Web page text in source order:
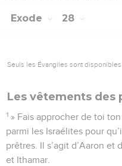
Exode 28
Seuls les Évangiles sont
Les vêtements des
1 » Fais approcher de toi
parmi les Israélites pour
prêtres. Il s’agit d’Aaron et
et Ithamar.